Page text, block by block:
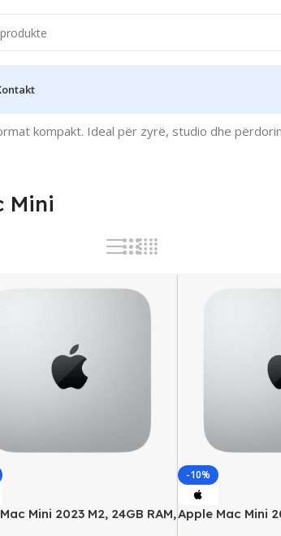
kompakt. Ideal për zyrë, studio dhe
Mini
Mini 2023 M2, 24GB RAM,
-10%
Apple Mac Mini